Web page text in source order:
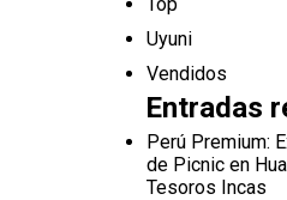
Uyuni
Vendidos
Entradas
Perú Premium:
de Picnic en
Tesoros Incas